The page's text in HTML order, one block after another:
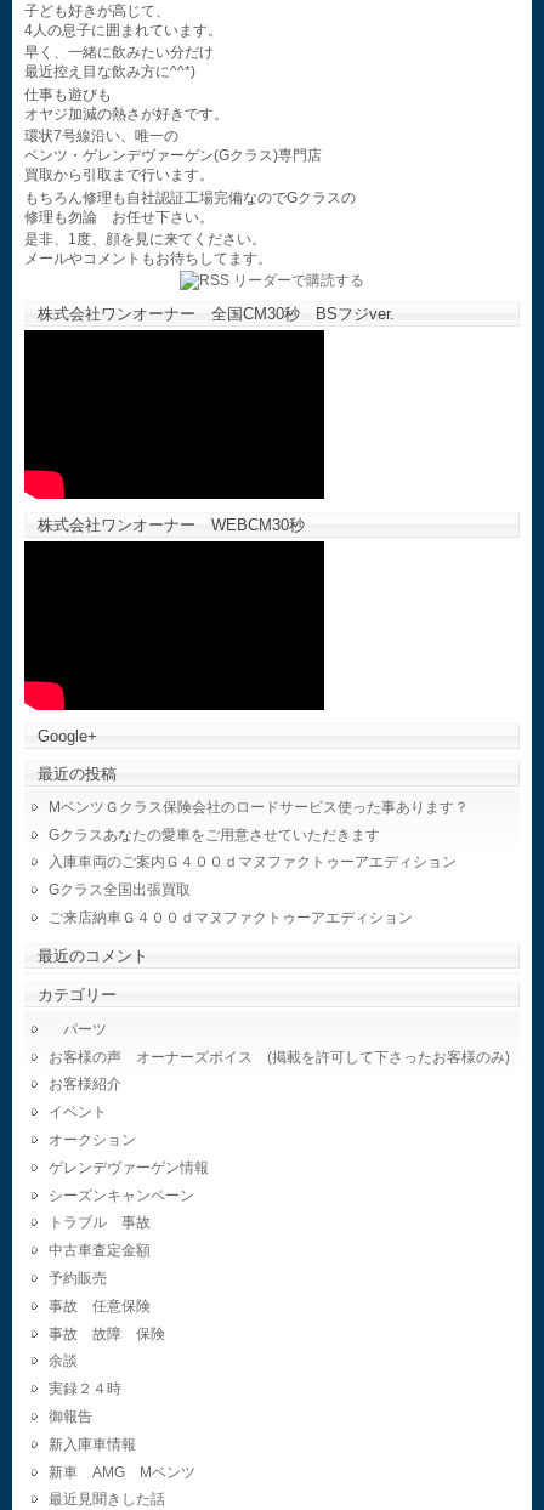
子ども好きが高じて、
4人の息子に囲まれています。
早く、一緒に飲みたい分だけ
最近控え目な飲み方に^^*)
仕事も遊びも
オヤジ加減の熱さが好きです。
環状7号線沿い、唯一の
ベンツ・ゲレンデヴァーゲン(Gクラス)専門店
買取から引取まで行います。
もちろん修理も自社認証工場完備なのでGクラスの
修理も勿論 お任せ下さい。
是非、1度、顔を見に来てください。
メールやコメントもお待ちしてます。
株式会社ワンオーナー 全国CM30秒 BSフジver.
株式会社ワンオーナー WEBCM30秒
Google+
最近の投稿
MベンツＧクラス保険会社のロードサービス使った事あります？
Gクラスあなたの愛車をご用意させていただきます
入庫車両のご案内Ｇ４００ｄマヌファクトゥーアエディション
Gクラス全国出張買取
ご来店納車Ｇ４００ｄマヌファクトゥーアエディション
最近のコメント
カテゴリー
パーツ
お客様の声 オーナーズボイス (掲載を許可して下さったお客様のみ)
お客様紹介
イベント
オークション
ゲレンデヴァーゲン情報
シーズンキャンペーン
トラブル 事故
中古車査定金額
予約販売
事故 任意保険
事故 故障 保険
余談
実録２４時
御報告
新入庫車情報
新車 AMG Mベンツ
最近見聞きした話